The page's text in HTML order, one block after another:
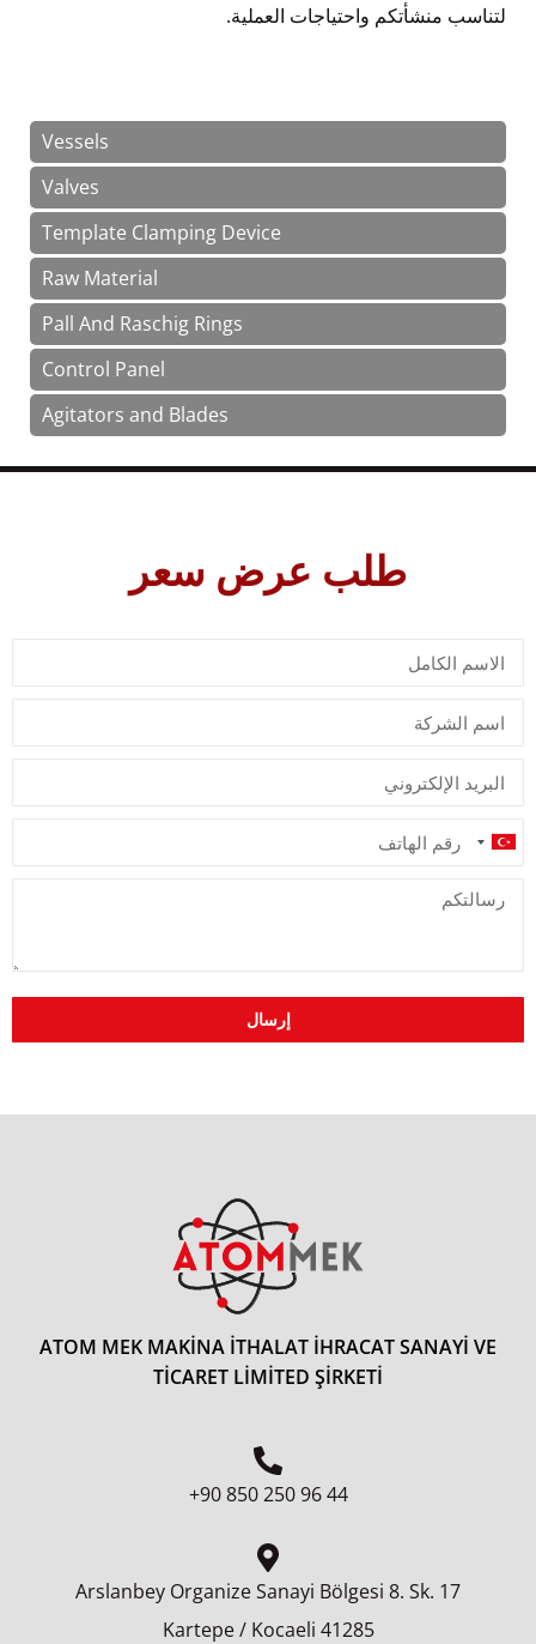
Vessels
Valves
Template Clamping Device
Raw Material
Pall And Raschig Rings
Control Panel
Agitators and Blades
لتناسب منشأتكم واحتياجات العملية.
طلب عرض سعر
Turkey
إرسال
ATOM MEK MAKİNA İTHALAT İHRACAT SANAYİ VE
TİCARET LİMİTED ŞİRKETİ
44 96 250 850 90+
Arslanbey Organize Sanayi Bölgesi 8.⁠ ⁠Sk. 17
41285 Kartepe / Kocaeli